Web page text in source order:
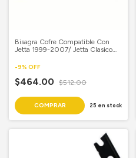
Bisagra Cofre Compatible Con
Jetta 1999-2007/ Jetta Clasico
Piloto
-9% OFF
$464.00 $512.00
25 en stock